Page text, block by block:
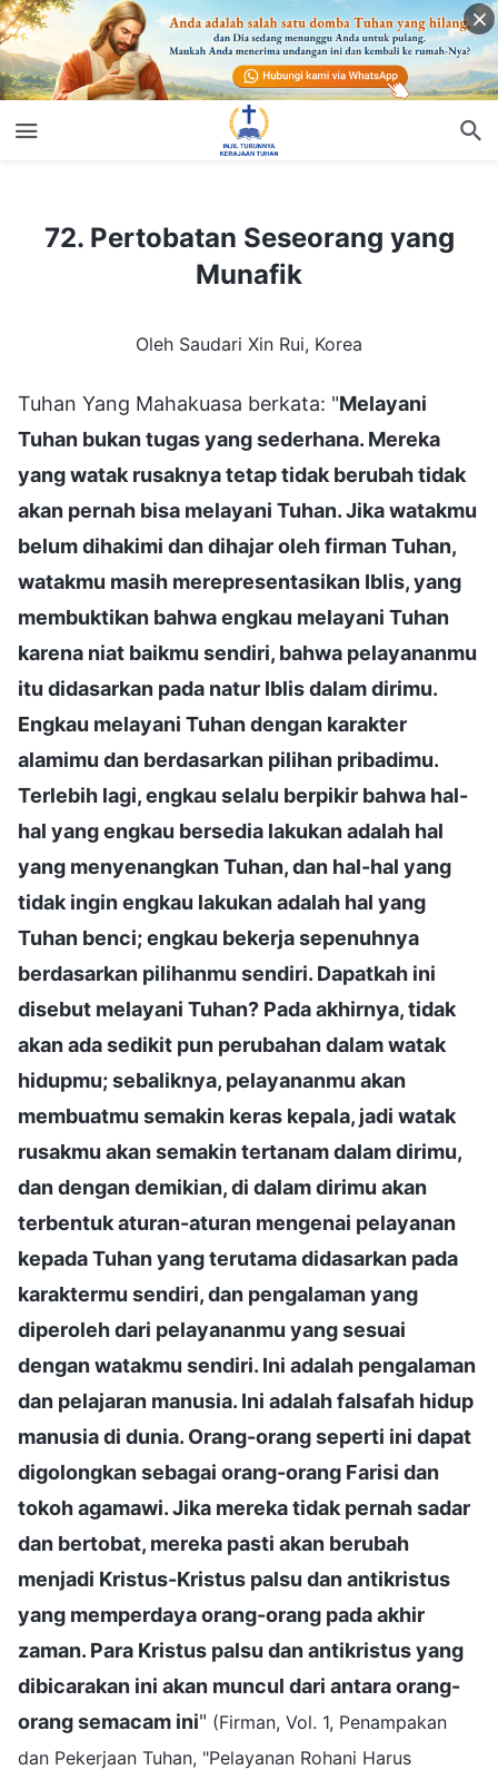
72. Pertobatan Seseorang yang Munafik
72. Pertobatan Seseorang yang
Munafik
Oleh Saudari Xin Rui, Korea
Tuhan Yang Mahakuasa berkata: "Melayani
Tuhan bukan tugas yang sederhana. Mereka
yang watak rusaknya tetap tidak berubah tidak
akan pernah bisa melayani Tuhan. Jika watakmu
belum dihakimi dan dihajar oleh firman Tuhan,
watakmu masih merepresentasikan Iblis, yang
membuktikan bahwa engkau melayani Tuhan
karena niat baikmu sendiri, bahwa pelayananmu
itu didasarkan pada natur Iblis dalam dirimu.
Engkau melayani Tuhan dengan karakter
alamimu dan berdasarkan pilihan pribadimu.
Terlebih lagi, engkau selalu berpikir bahwa hal-
hal yang engkau bersedia lakukan adalah hal
yang menyenangkan Tuhan, dan hal-hal yang
tidak ingin engkau lakukan adalah hal yang
Tuhan benci; engkau bekerja sepenuhnya
berdasarkan pilihanmu sendiri. Dapatkah ini
disebut melayani Tuhan? Pada akhirnya, tidak
akan ada sedikit pun perubahan dalam watak
hidupmu; sebaliknya, pelayananmu akan
membuatmu semakin keras kepala, jadi watak
rusakmu akan semakin tertanam dalam dirimu,
dan dengan demikian, di dalam dirimu akan
terbentuk aturan-aturan mengenai pelayanan
kepada Tuhan yang terutama didasarkan pada
karaktermu sendiri, dan pengalaman yang
diperoleh dari pelayananmu yang sesuai
dengan watakmu sendiri. Ini adalah pengalaman
dan pelajaran manusia. Ini adalah falsafah hidup
manusia di dunia. Orang-orang seperti ini dapat
digolongkan sebagai orang-orang Farisi dan
tokoh agamawi. Jika mereka tidak pernah sadar
dan bertobat, mereka pasti akan berubah
menjadi Kristus-Kristus palsu dan antikristus
yang memperdaya orang-orang pada akhir
zaman. Para Kristus palsu dan antikristus yang
dibicarakan ini akan muncul dari antara orang-
orang semacam ini" (Firman, Vol. 1, Penampakan
dan Pekerjaan Tuhan, "Pelayanan Rohani Harus